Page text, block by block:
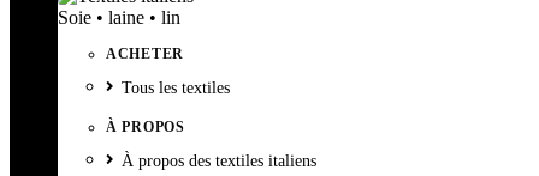
Soie • laine • lin
ACHETER
Tous les textiles
À PROPOS
À propos des textiles italiens